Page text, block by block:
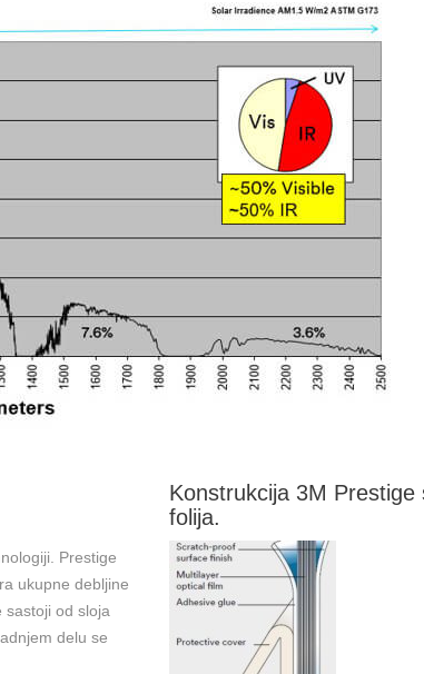
Prestige
ukupne debljine
sastoji od sloja
delu se
Konstrukcija 3M Prestige
folija.